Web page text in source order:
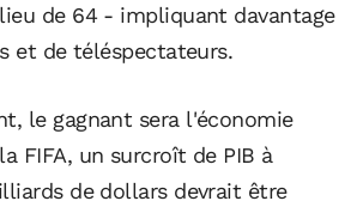
de 64 - impliquant davantage
et de téléspectateurs.
le gagnant sera l'économie
FIFA, un surcroît de PIB à
de dollars devrait être